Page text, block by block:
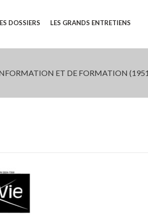
DOSSIERS
LES GRANDS ENTRETIENS
ET DE FORMATION